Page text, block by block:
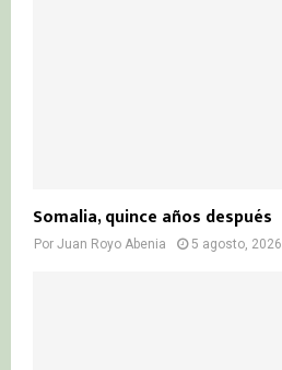
Somalia, quince años después
Por Juan Royo Abenia 5 agosto, 2026